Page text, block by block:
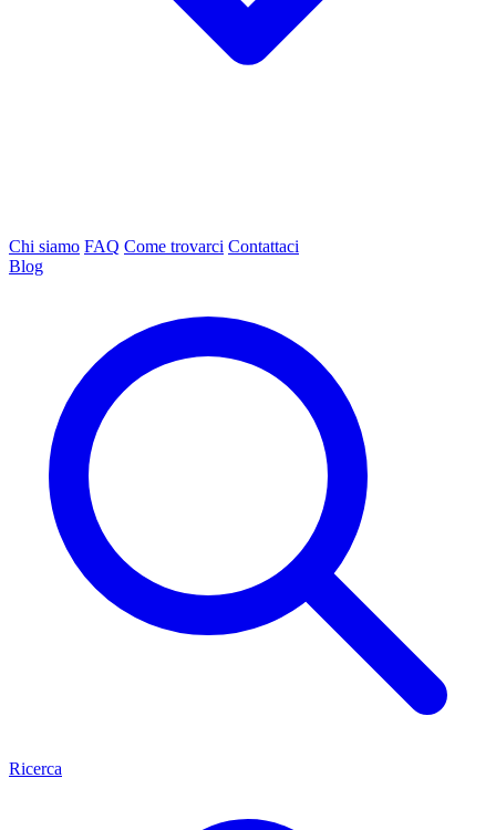
Chi siamo FAQ Come trovarci Contattaci
Blog
Ricerca